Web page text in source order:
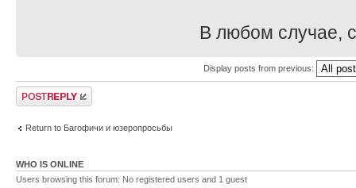
В любом случае,
Display posts from previous:
Post a reply
Return to Багофичи и юзеропросьбы
WHO IS ONLINE
Users browsing this forum: No registered users and 1 guest